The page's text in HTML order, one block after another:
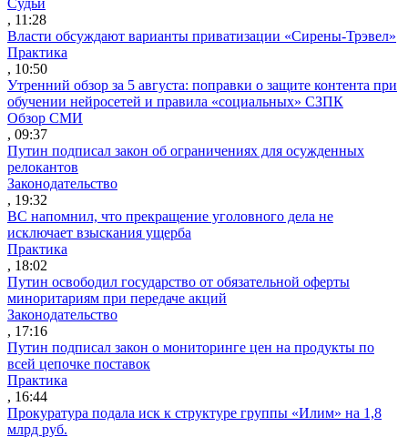
, 11:28
Власти обсуждают варианты приватизации «Сирены-Трэвел»
Практика
, 10:50
Утренний обзор за 5 августа: поправки о защите контента при
обучении нейросетей и правила «социальных» СЗПК
Обзор СМИ
, 09:37
Путин подписал закон об ограничениях для осужденных
релокантов
Законодательство
, 19:32
ВС напомнил, что прекращение уголовного дела не
исключает взыскания ущерба
Практика
, 18:02
Путин освободил государство от обязательной оферты
миноритариям при передаче акций
Законодательство
, 17:16
Путин подписал закон о мониторинге цен на продукты по
всей цепочке поставок
Практика
, 16:44
Прокуратура подала иск к структуре группы «Илим» на 1,8
млрд руб.